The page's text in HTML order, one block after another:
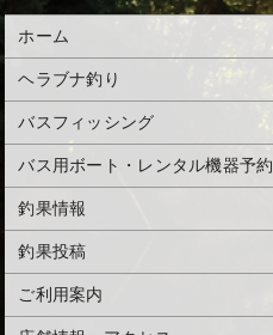
ホーム
ヘラブナ釣り
バスフィッシング
バス用ボート・レンタル機器予約
釣果情報
釣果投稿
ご利用案内